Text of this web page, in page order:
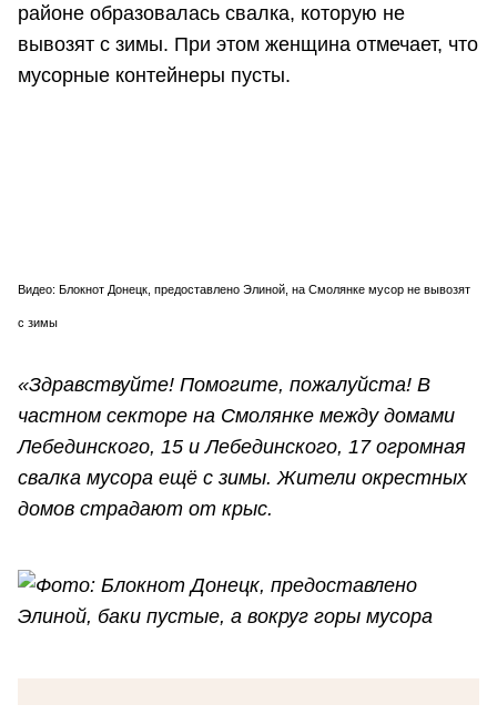
районе образовалась свалка, которую не
вывозят с зимы. При этом женщина отмечает, что
мусорные контейнеры пусты.
Видео: Блокнот Донецк, предоставлено Элиной, на Смолянке мусор не вывозят
с зимы
«Здравствуйте! Помогите, пожалуйста! В
частном секторе на Смолянке между домами
Лебединского, 15 и Лебединского, 17 огромная
свалка мусора ещё с зимы. Жители окрестных
домов страдают от крыс.